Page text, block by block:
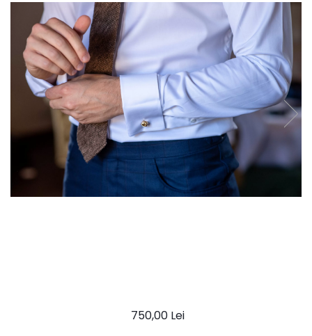
Ace Pin pentru Guler Cămașă
Rochii de mireasă 2027
Pantofi de mireasă
Costume damă elegante
Vesta la comanda
750,00 Lei